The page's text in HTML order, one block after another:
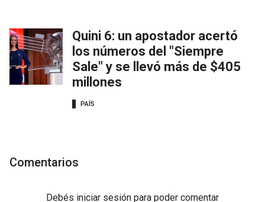
Quini 6: un apostador acertó
los números del "Siempre
Sale" y se llevó más de $405
millones
PAÍS
Comentarios
Debés iniciar sesión para poder comentar